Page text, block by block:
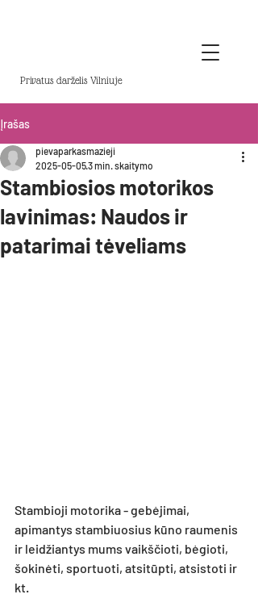
Privatus darželis Vilniuje
Įrašas
Stambiosios motorikos
lavinimas: Naudos ir
patarimai tėveliams
pievaparkasmazieji
2025-05-053 min. skaitymo
Stambioji motorika - gebėjimai,
apimantys stambiuosius kūno raumenis
ir leidžiantys mums vaikščioti, bėgioti,
šokinėti, sportuoti, atsitūpti, atsistoti ir
kt.